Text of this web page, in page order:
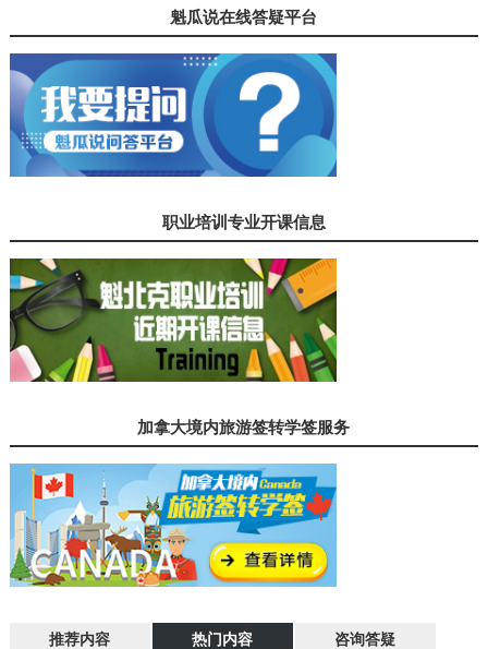
魁瓜说在线答疑平台
职业培训专业开课信息
加拿大境内旅游签转学签服务
推荐内容 热门内容 咨询答疑